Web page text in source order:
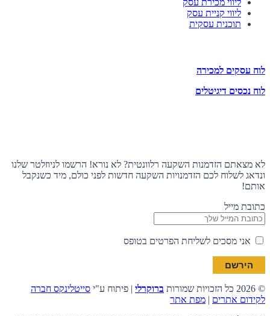
ליווי מכירת עסק
ליווי קניית עסק
תוכנית עסקית
לוח עסקים למכירה
לוח נכסים דיגיטלים
לא מצאתם הזדמנות השקעה רלוונטית? לא נורא! הרשמו לניוזלטר שלנו
ונדאג לשלוח לכם הזדמנויות השקעה חדשות לפני כולם, מיד כשנקבל
אותם!
כתובת מייל
אני מסכים לשליחת הפרטים בטופס
© 2026 כל הזכויות שמורות ברוקרלי | פיתוח ע"י סייטלינקס חברה
לקידום אתרים | מפת אתר